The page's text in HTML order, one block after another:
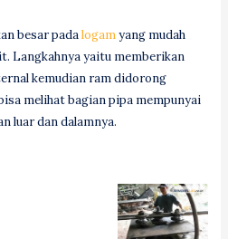
besar padalogamyang mudah
Langkahnya yaitu memberikan
kemudian ram didorong
melihat bagian pipa mempunyai
luar dan dalamnya.